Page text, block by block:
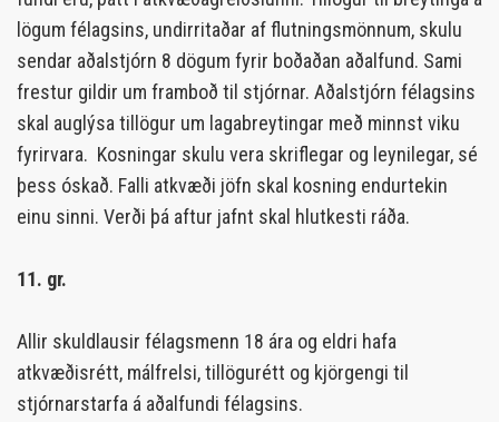
lögum félagsins, undirritaðar af flutningsmönnum, skulu
sendar aðalstjórn 8 dögum fyrir boðaðan aðalfund. Sami
frestur gildir um framboð til stjórnar. Aðalstjórn félagsins
skal auglýsa tillögur um lagabreytingar með minnst viku
fyrirvara. Kosningar skulu vera skriflegar og leynilegar, sé
þess óskað. Falli atkvæði jöfn skal kosning endurtekin
einu sinni. Verði þá aftur jafnt skal hlutkesti ráða.
11. gr.
Allir skuldlausir félagsmenn 18 ára og eldri hafa
atkvæðisrétt, málfrelsi, tillögurétt og kjörgengi til
stjórnarstarfa á aðalfundi félagsins.